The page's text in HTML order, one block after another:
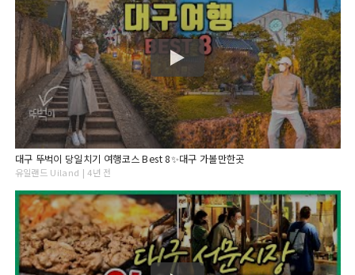
대구 뚜벅이 당일치기 여행코스 Best 8✨대구 가볼만한곳
유일랜드 Uiland | 4년 전